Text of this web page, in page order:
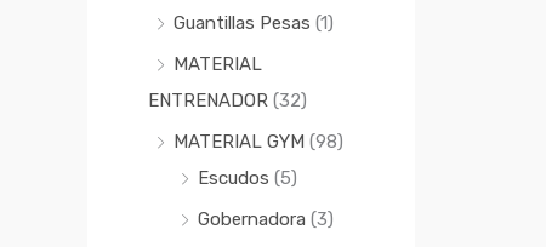
Guantillas Pesas (1)
MATERIAL
ENTRENADOR (32)
MATERIAL GYM (98)
Escudos (5)
Gobernadora (3)